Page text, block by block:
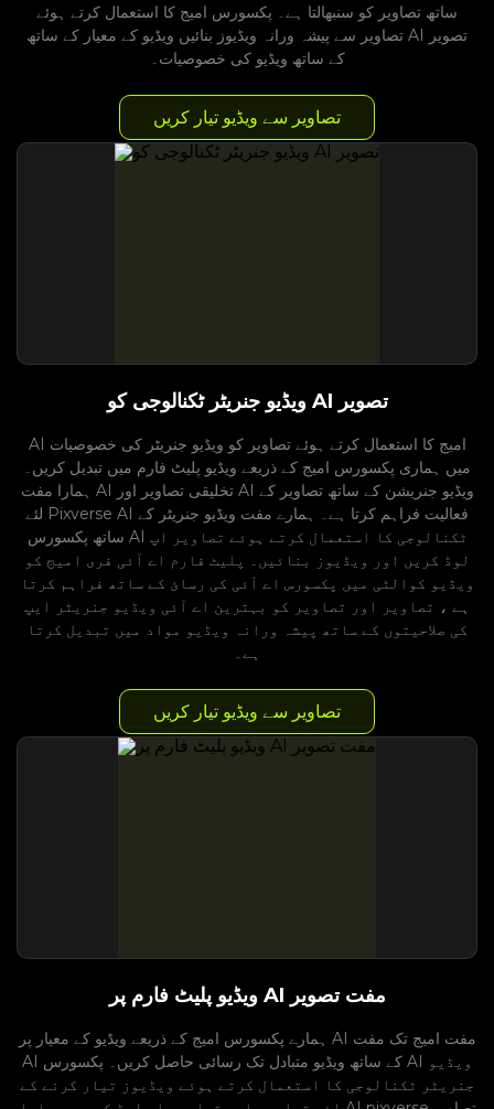
ساتھ تصاویر کو سنبھالتا ہے۔ پکسورس امیج کا استعمال کرتے ہوئے
تصاویر سے پیشہ ورانہ ویڈیوز بنائیں ویڈیو کے معیار کے ساتھ AI تصویر
کے ساتھ ویڈیو کی خصوصیات۔
تصاویر سے ویڈیو تیار کریں
ویڈیو جنریٹر ٹکنالوجی کو AI تصویر
AI امیج کا استعمال کرتے ہوئے تصاویر کو ویڈیو جنریٹر کی خصوصیات
میں ہماری پکسورس امیج کے ذریعے ویڈیو پلیٹ فارم میں تبدیل کریں۔
ہمارا مفت AI تخلیقی تصاویر اور AI ویڈیو جنریشن کے ساتھ تصاویر کے
لئے Pixverse AI فعالیت فراہم کرتا ہے۔ ہمارے مفت ویڈیو جنریٹر کے
ساتھ پکسورس AI ٹکنالوجی کا استعمال کرتے ہوئے تصاویر اپ
لوڈ کریں اور ویڈیوز بنائیں۔ پلیٹ فارم اے آئی فری امیج کو
ویڈیو کوالٹی میں پکسورس اے آئی کی رسائ کے ساتھ فراہم کرتا
ہے ، تصاویر اور تصاویر کو بہترین اے آئی ویڈیو جنریٹر ایپ
کی صلاحیتوں کے ساتھ پیشہ ورانہ ویڈیو مواد میں تبدیل کرتا
ہے۔
تصاویر سے ویڈیو تیار کریں
ویڈیو پلیٹ فارم پر AI مفت تصویر
ہمارے پکسورس امیج کے ذریعے ویڈیو کے معیار پر AI مفت امیج تک مفت
AI کے ساتھ ویڈیو متبادل تک رسائی حاصل کریں۔ پکسورس AI ویڈیو
جنریٹر ٹکنالوجی کا استعمال کرتے ہوئے ویڈیوز تیار کرنے کے